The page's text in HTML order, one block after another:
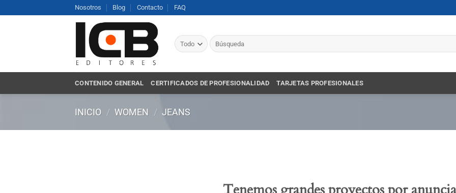
al
Nosotros Blog Contacto FAQ
Buscar
por:
CONTENIDO GENERAL CERTIFICADOS DE PROFESIONALIDAD TARJETAS PROFESIONALES
INICIO / WOMEN / JEANS